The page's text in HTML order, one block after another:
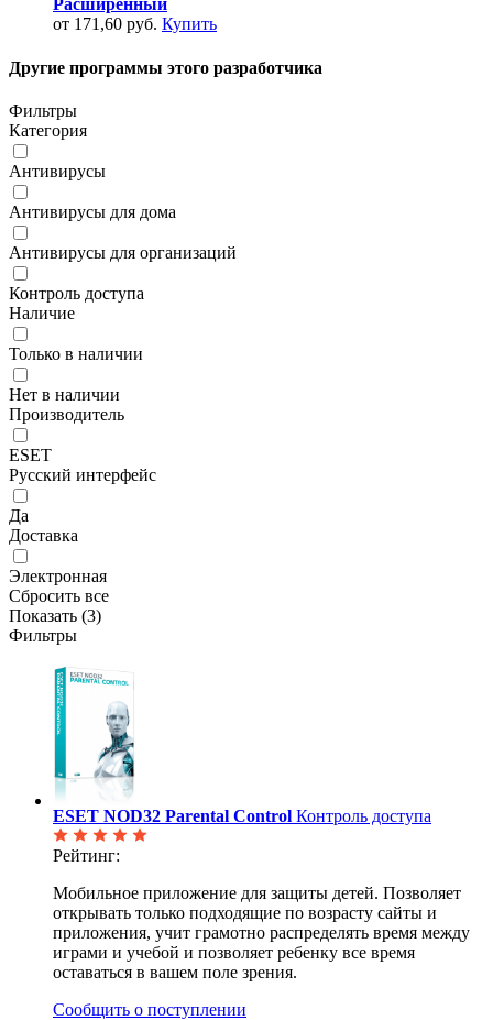
Расширенный
от 171,60 руб. Купить
Другие программы этого разработчика
Фильтры
Категория
Антивирусы
Антивирусы для дома
Антивирусы для организаций
Контроль доступа
Наличие
Только в наличии
Нет в наличии
Производитель
ESET
Русский интерфейс
Да
Доставка
Электронная
Сбросить все
Показать (3)
Фильтры
ESET NOD32 Parental Control Контроль доступа
Рейтинг:
Мобильное приложение для защиты детей. Позволяет
открывать только подходящие по возрасту сайты и
приложения, учит грамотно распределять время между
играми и учебой и позволяет ребенку все время
оставаться в вашем поле зрения.
Сообщить о поступлении